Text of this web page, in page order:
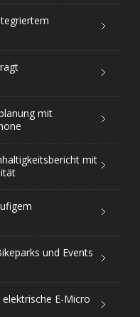
mit
mit
und Events
E-Micro